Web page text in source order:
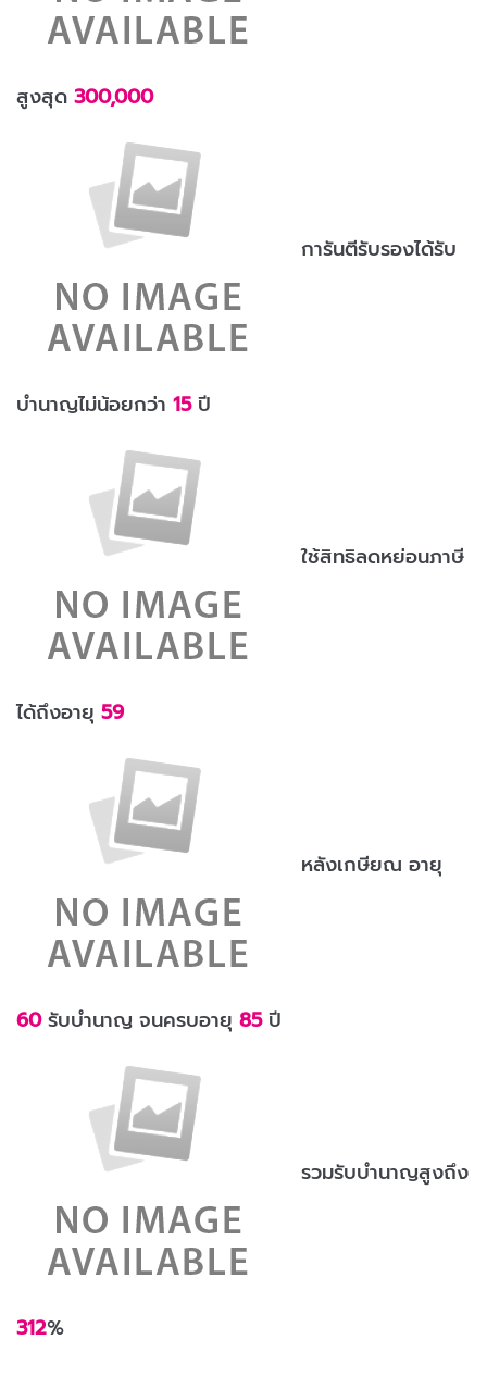
สูงสุด 300,000
การันตีรับรองได้รับ
บำนาญไม่น้อยกว่า 15ปี
ใช้สิทธิลดหย่อนภาษี
ได้ถึงอายุ 59
หลังเกษียณ อายุ
60รับบำนาญ จนครบอายุ 85ปี
รวมรับบำนาญสูงถึง
312%